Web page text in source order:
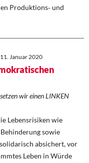
Produktions‐ und
Januar 2020
wir einen LINKEN
Lebensrisiken wie
sowie
absichert, vor
Leben in Würde